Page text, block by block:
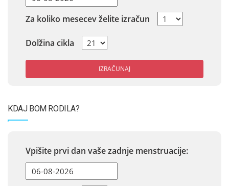
Za koliko mesecev želite izračun
Dolžina cikla
IZRAČUNAJ
KDAJ BOM RODILA?
Vpišite prvi dan vaše zadnje menstruacije: